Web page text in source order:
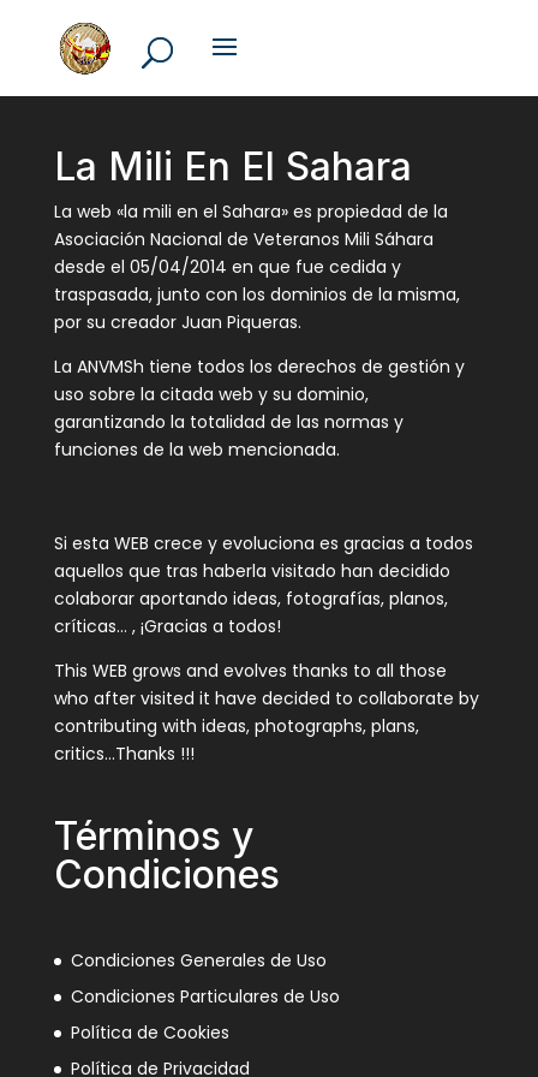
La Mili En El Sahara
La web «la mili en el Sahara» es propiedad de la
Asociación Nacional de Veteranos Mili Sáhara
desde el 05/04/2014 en que fue cedida y
traspasada, junto con los dominios de la misma,
por su creador Juan Piqueras.
La ANVMSh tiene todos los derechos de gestión y
uso sobre la citada web y su dominio,
garantizando la totalidad de las normas y
funciones de la web mencionada.
Si esta WEB crece y evoluciona es gracias a todos
aquellos que tras haberla visitado han decidido
colaborar aportando ideas, fotografías, planos,
críticas… , ¡Gracias a todos!
This WEB grows and evolves thanks to all those
who after visited it have decided to collaborate by
contributing with ideas, photographs, plans,
critics…Thanks !!!
Términos y
Condiciones
Condiciones Generales de Uso
Condiciones Particulares de Uso
Política de Cookies
Política de Privacidad